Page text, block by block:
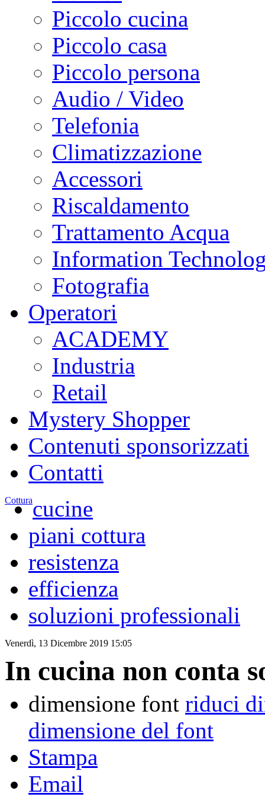
Piccolo cucina
Piccolo casa
Piccolo persona
Audio / Video
Telefonia
Climatizzazione
Accessori
Riscaldamento
Trattamento Acqua
Information
Fotografia
Operatori
ACADEMY
Industria
Retail
Mystery Shopper
Contenuti sponsorizzati
Contatti
Cotturacucine
piani cottura
resistenza
efficienza
soluzioni professionali
Venerdì, 13 Dicembre 2019 15:05
In cucina non conta
dimensione font riduci
dimensione del font
Stampa
Email